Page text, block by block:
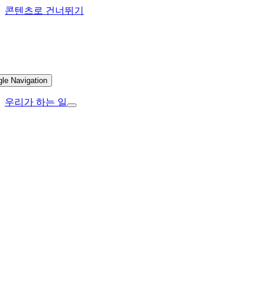
콘텐츠로 건너뛰기
Navigation
우리가 하는 일